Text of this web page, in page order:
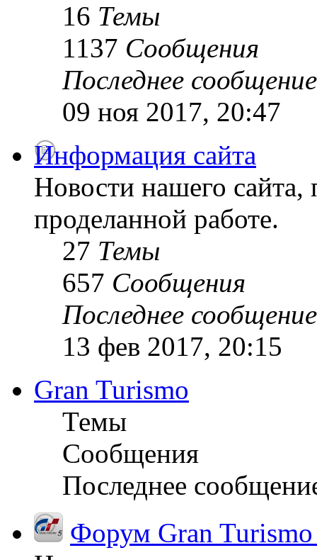
16 Темы
1137 Сообщения
Последнее сообщение
09 ноя 2017, 20:47
Информация сайта
Новости нашего
проделанной работе.
27 Темы
657 Сообщения
Последнее сообщение
13 фев 2017, 20:15
Gran Turismo
Темы
Сообщения
Последнее
Форум Gran